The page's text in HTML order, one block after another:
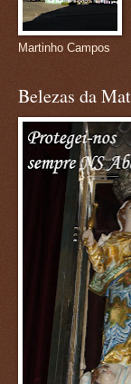
Martinho Campos
Belezas da